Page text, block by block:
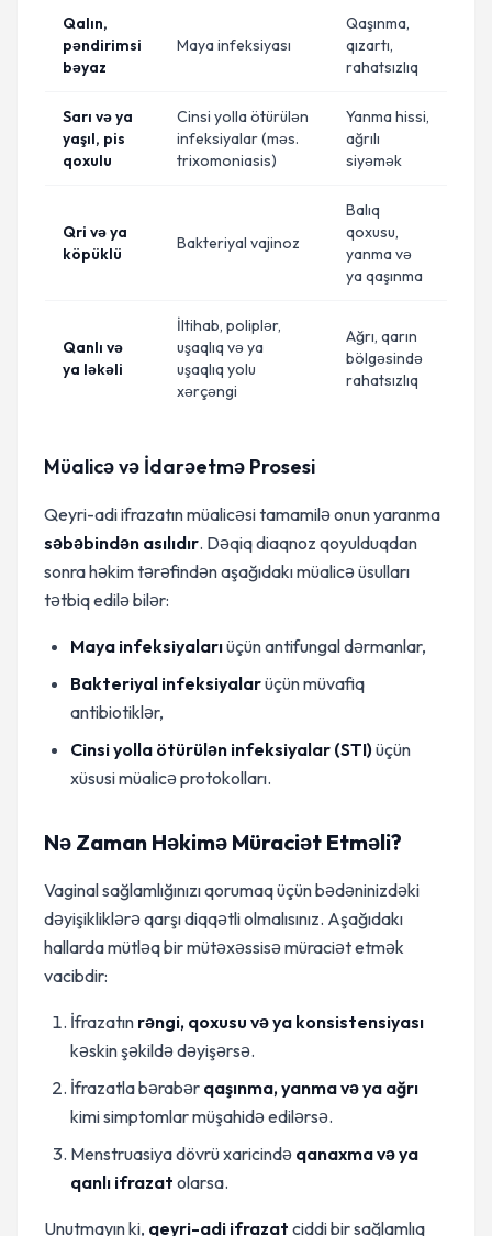
Qalın,
pəndirimsi
bəyaz
Maya infeksiyası
Qaşınma,
qızartı,
rahatsızlıq
Sarı və ya
yaşıl, pis
qoxulu
Cinsi yolla ötürülən
infeksiyalar (məs.
trixomoniasis)
Yanma hissi,
ağrılı
siyəmək
Qri və ya
köpüklü
Bakteriyal vajinoz
Balıq
qoxusu,
yanma və
ya qaşınma
Qanlı və
ya ləkəli
İltihab, poliplər,
uşaqlıq və ya
uşaqlıq yolu
xərçəngi
Ağrı, qarın
bölgəsində
rahatsızlıq
Müalicə və İdarəetmə Prosesi
Qeyri-adi ifrazatın müalicəsi tamamilə onun yaranma
səbəbindən asılıdır. Dəqiq diaqnoz qoyulduqdan
sonra həkim tərəfindən aşağıdakı müalicə üsulları
tətbiq edilə bilər:
Maya infeksiyalarıüçün antifungal dərmanlar,
Bakteriyal infeksiyalarüçün müvafiq
antibiotiklər,
Cinsi yolla ötürülən infeksiyalar (STI)üçün
xüsusi müalicə protokolları.
Nə Zaman Həkimə Müraciət Etməli?
Vaginal sağlamlığınızı qorumaq üçün bədəninizdəki
dəyişikliklərə qarşı diqqətli olmalısınız. Aşağıdakı
hallarda mütləq bir mütəxəssisə müraciət etmək
vacibdir:
İfrazatın rəngi, qoxusu və ya konsistensiyası
kəskin şəkildə dəyişərsə.
İfrazatla bərabər qaşınma, yanma və ya ağrı
kimi simptomlar müşahidə edilərsə.
Menstruasiya dövrü xaricində qanaxma və ya
qanlı ifrazat olarsa.
Unutmayın ki, qeyri-adi ifrazat ciddi bir sağlamlıq